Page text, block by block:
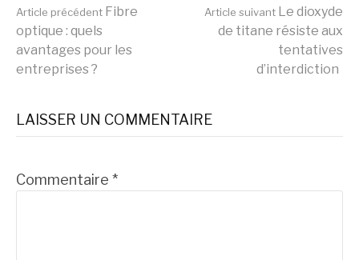
Lire
la
suite
Article précédent Fibre
optique : quels
avantages pour les
entreprises ?
Article suivant Le dioxyde
de titane résiste aux
tentatives
d’interdiction
LAISSER UN COMMENTAIRE
Commentaire *